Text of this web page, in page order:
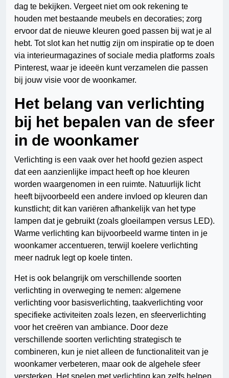
dag te bekijken. Vergeet niet om ook rekening te
houden met bestaande meubels en decoraties; zorg
ervoor dat de nieuwe kleuren goed passen bij wat je al
hebt. Tot slot kan het nuttig zijn om inspiratie op te doen
via interieurmagazines of sociale media platforms zoals
Pinterest, waar je ideeën kunt verzamelen die passen
bij jouw visie voor de woonkamer.
Het belang van verlichting
bij het bepalen van de sfeer
in de woonkamer
Verlichting is een vaak over het hoofd gezien aspect
dat een aanzienlijke impact heeft op hoe kleuren
worden waargenomen in een ruimte. Natuurlijk licht
heeft bijvoorbeeld een andere invloed op kleuren dan
kunstlicht; dit kan variëren afhankelijk van het type
lampen dat je gebruikt (zoals gloeilampen versus LED).
Warme verlichting kan bijvoorbeeld warme tinten in je
woonkamer accentueren, terwijl koelere verlichting
meer nadruk legt op koele tinten.
Het is ook belangrijk om verschillende soorten
verlichting in overweging te nemen: algemene
verlichting voor basisverlichting, taakverlichting voor
specifieke activiteiten zoals lezen, en sfeerverlichting
voor het creëren van ambiance. Door deze
verschillende soorten verlichting strategisch te
combineren, kun je niet alleen de functionaliteit van je
woonkamer verbeteren, maar ook de algehele sfeer
versterken. Het spelen met verlichting kan zelfs helpen